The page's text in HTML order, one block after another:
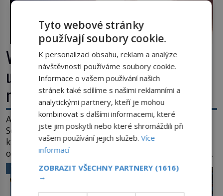
Výbuch, muzeum a promenáda v
ulicích. Pět osudů nejslavnějších
raketoplánů
Ani zima nezkazí přítomným slavnostní okamžik.
Se slunečními brýlemi hledí na startující raketu,
která má do vesmíru vynést kromě posádky také
obyčejnou učitelku. Po několika sekundách všem
ztuhnou úsměvy, stroj totiž exploduje. Jejich
konstrukce není z levného kraje, daňové
poplatníky stojí miliardy dolarů. Na druhou stranu
VĚDA A TECHNIKA
Tyto webové stránky
používají soubory cookie.
K personalizaci obsahu, reklam a analýze
návštěvnosti používáme soubory cookie.
Informace o vašem používání našich
stránek také sdílíme s našimi reklamními a
analytickými partnery, kteří je mohou
kombinovat s dalšími informacemi, které
jste jim poskytli nebo které shromáždili při
vašem používání jejich služeb.Více
informací
ZOBRAZIT VŠECHNY PARTNERY (1616)
→